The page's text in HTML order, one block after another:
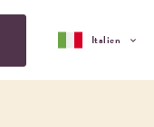
Italien